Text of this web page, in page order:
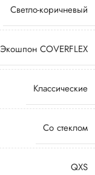
Светло-коричневый
Экошпон COVERFLEX
Классические
Со стеклом
QXS